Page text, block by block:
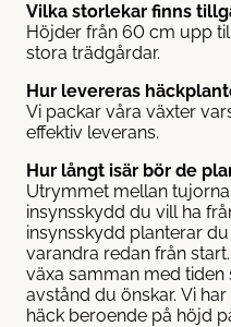
Vilka storlekar finns
Höjder från 60 cm upp
stora trädgårdar.
Hur levereras
Vi packar våra växter
effektiv leverans.
Hur långt isär bör de
Utrymmet mellan
insynsskydd du vill ha
insynsskydd planterar
varandra redan från
växa samman med
avstånd du önskar. Vi
häck beroende på höjd